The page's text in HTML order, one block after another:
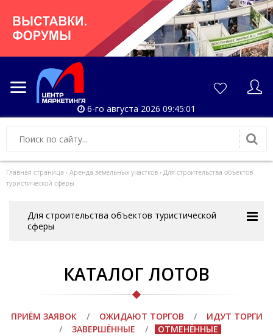
6-го августа 2026 09:45:01
Главная страница › Аренда земельных участков › Для строительства объектов
туристической сферы
Для строительства объектов туристической
сферы
КАТАЛОГ ЛОТОВ
ПРИЁМ ЗАЯВОК / ОЖИДАЮТ ТОРГОВ /
ИДУТ ТОРГИ
/
ЗАВЕРШЁННЫЕ / ОТМЕНЁННЫЕ